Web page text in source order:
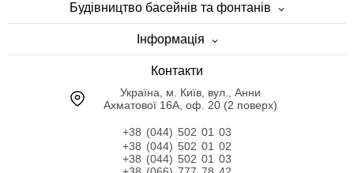
Будівництво басейнів та фонтанів
Інформація
Контакти
Українa, м. Київ, вул., Анни
Ахматової 16А, оф. 20 (2 поверх)
+38 (044) 502 01 03
+38 (044) 502 01 02
+38 (044) 502 01 03